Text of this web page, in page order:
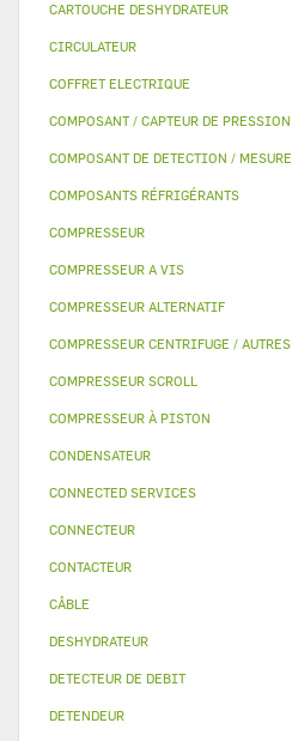
CARTOUCHE DESHYDRATEUR
CIRCULATEUR
COFFRET ELECTRIQUE
COMPOSANT / CAPTEUR DE PRESSION
COMPOSANT DE DETECTION / MESURE
COMPOSANTS RÉFRIGÉRANTS
COMPRESSEUR
COMPRESSEUR A VIS
COMPRESSEUR ALTERNATIF
COMPRESSEUR CENTRIFUGE / AUTRES
COMPRESSEUR SCROLL
COMPRESSEUR À PISTON
CONDENSATEUR
CONNECTED SERVICES
CONNECTEUR
CONTACTEUR
CÂBLE
DESHYDRATEUR
DETECTEUR DE DEBIT
DETENDEUR